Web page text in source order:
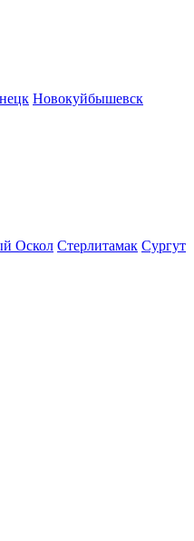
Новокуйбышевск
Оскол Стерлитамак Сургут